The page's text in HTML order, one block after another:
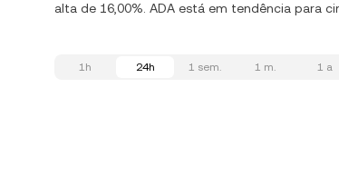
alta de 16,00%. ADA está em tendência para
1h 24h 1 sem. 1 m. 1 a